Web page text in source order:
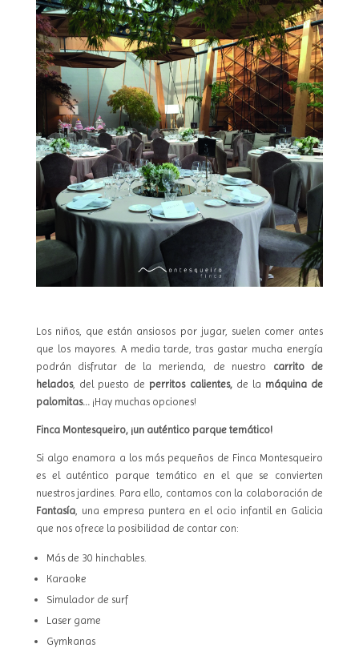
Los niños, que están ansiosos por jugar, suelen comer antes
que los mayores. A media tarde, tras gastar mucha energía
podrán disfrutar de la merienda, de nuestro carrito de
helados, del puesto de perritos calientes, de la máquina de
palomitas… ¡Hay muchas opciones!
Finca Montesqueiro, ¡un auténtico parque temático!
Si algo enamora a los más pequeños de Finca Montesqueiro
es el auténtico parque temático en el que se convierten
nuestros jardines. Para ello, contamos con la colaboración de
Fantasía, una empresa puntera en el ocio infantil en Galicia
que nos ofrece la posibilidad de contar con:
Más de 30 hinchables.
Karaoke
Simulador de surf
Laser game
Gymkanas